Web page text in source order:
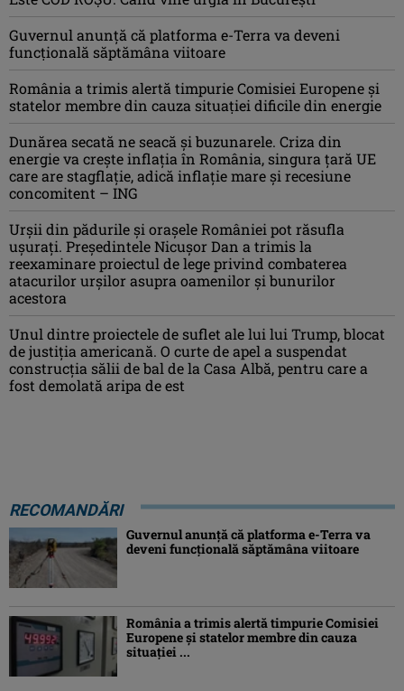
Guvernul anunță că platforma e-Terra va deveni
funcţională săptămâna viitoare
România a trimis alertă timpurie Comisiei Europene și
statelor membre din cauza situației dificile din energie
Dunărea secată ne seacă și buzunarele. Criza din
energie va crește inflația în România, singura țară UE
care are stagflație, adică inflație mare și recesiune
concomitent – ING
Urșii din pădurile și orașele României pot răsufla
ușurați. Președintele Nicușor Dan a trimis la
reexaminare proiectul de lege privind combaterea
atacurilor urșilor asupra oamenilor și bunurilor
acestora
Unul dintre proiectele de suflet ale lui lui Trump, blocat
de justiția americană. O curte de apel a suspendat
construcția sălii de bal de la Casa Albă, pentru care a
fost demolată aripa de est
RECOMANDĂRI
Guvernul anunță că platforma e-Terra va
deveni funcţională săptămâna viitoare
România a trimis alertă timpurie Comisiei
Europene și statelor membre din cauza
situației ...